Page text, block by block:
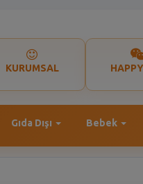
KURUMSAL
Gıda Dışı Bebek